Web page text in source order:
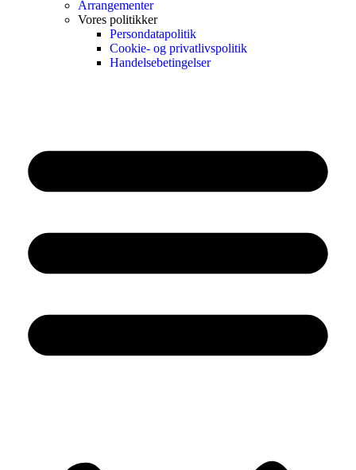
Arrangementer
Vores politikker
Persondatapolitik
Cookie- og privatlivspolitik
Handelsebetingelser